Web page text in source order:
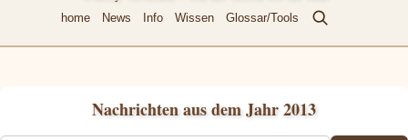
home News Info Wissen Glossar/Tools
Nachrichten aus dem Jahr 2013